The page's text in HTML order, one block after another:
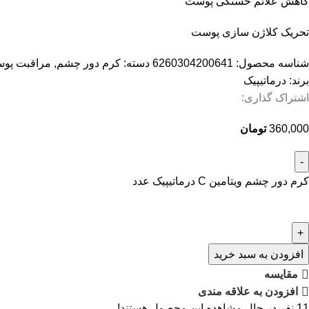
تحریک کلاژن سازی پوست
شناسه محصول: 6260304200641 دسته: کرم دور چشم, مراقبت
برند: درماتیپیک
اشتراک گذاری:
360,000 تومان
کرم دور چشم ویتامین C درماتیپیک عدد
افزودن به سبد خرید
مقایسه
افزودن به علاقه مندی